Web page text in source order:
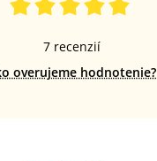
7 recenzií
overujeme hodnotenie?